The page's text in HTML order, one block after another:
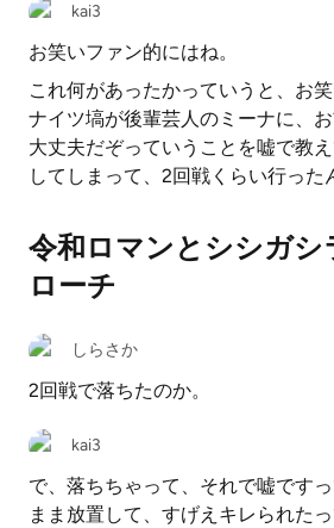
kai3
お笑いファン的にはね。
これ何があったかっていうと、お
ナイツ塙が後輩芸人のミーナに、
大丈夫だぞっていうことを嘘で教
してしまって、2回戦くらい行った
令和ロマンとシシガ
ローチ
しらさか
2回戦で落ちたのか。
kai3
で、落ちちゃって、それで嘘です
まま放置して、すげえキレられたっ